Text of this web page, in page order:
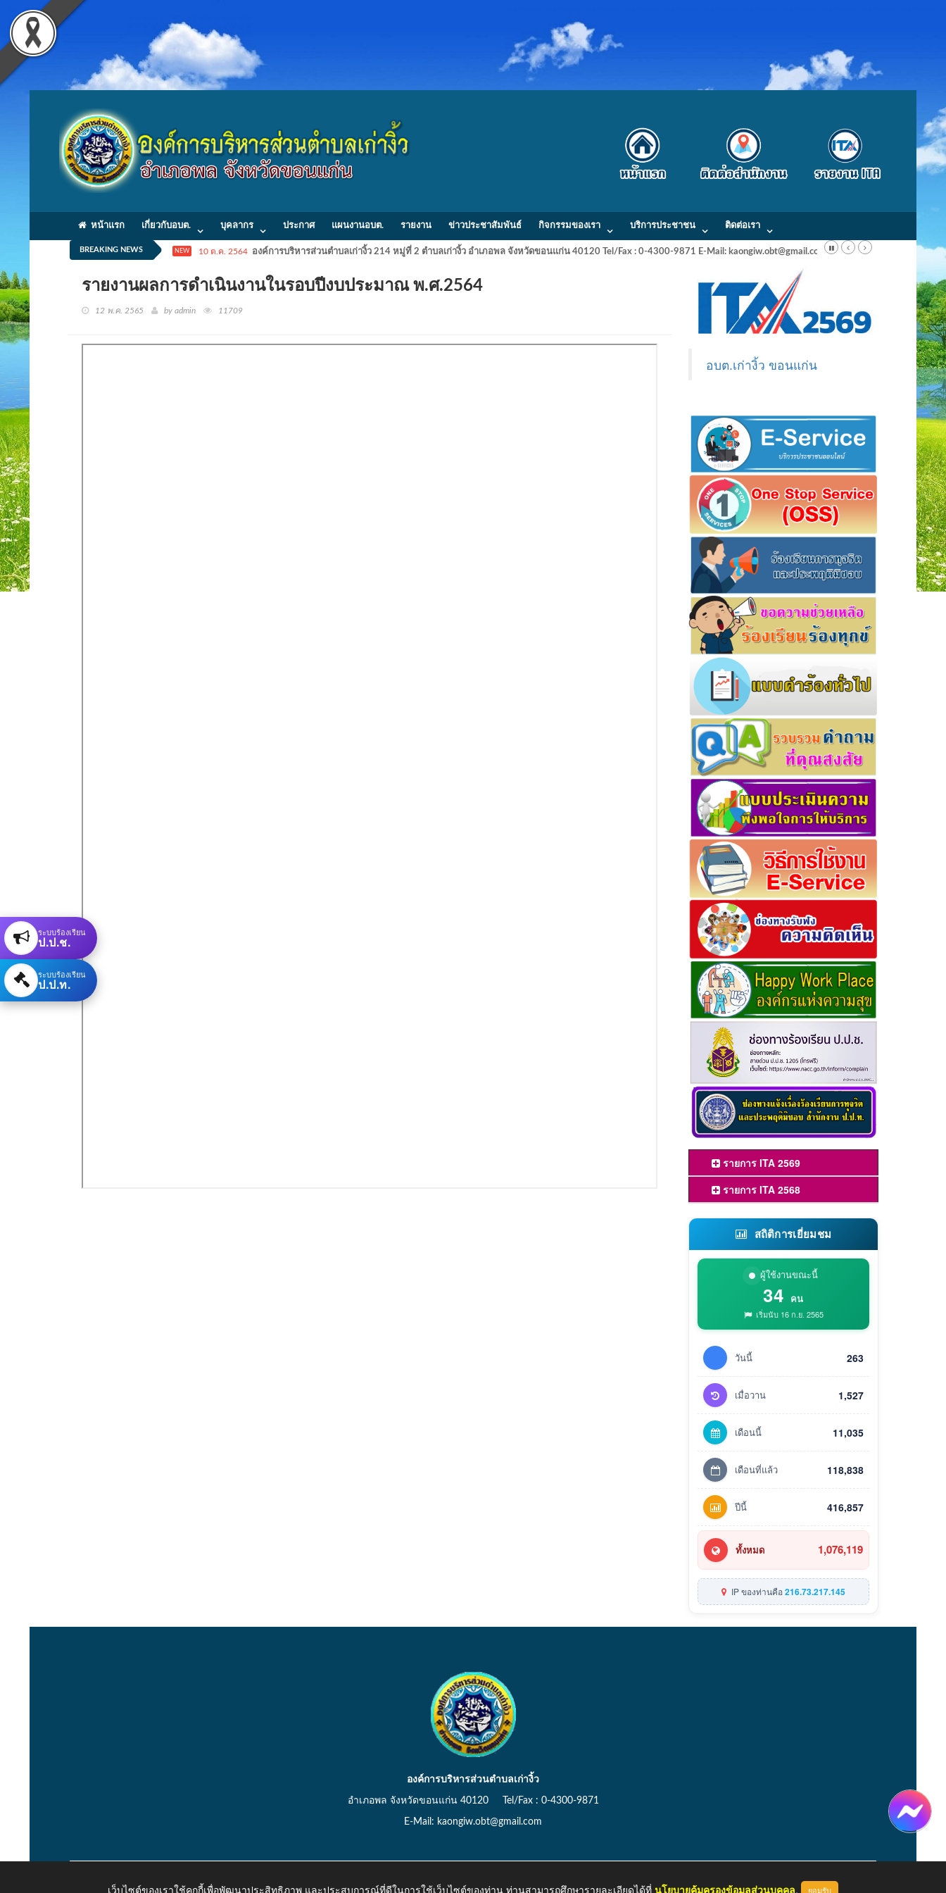
หน้าแรก เกี่ยวกับอบต. บุคลากร ประกาศ แผนงานอบต. รายงาน ข่าวประชาสัมพันธ์ กิจกรรมของเรา บริการประชาชน ติดต่อเรา
BREAKING NEWS NEW 10 ต.ค. 2564 องค์การบริหารส่วนตำบลเก่างิ้ว 214 หมู่ที่ 2 ตำบลเก่างิ้ว อำเภอพล จังหวัดขอนแก่น 40120 Tel/Fax : 0-4300-9871 E-Mail: kaongiw.obt@gmail.com
รายงานผลการดำเนินงานในรอบปีงบประมาณ พ.ศ.2564
12 พ.ค. 2565 by admin 11709
อบต.เก่างิ้ว ขอนแก่น
รายการ ITA 2569
รายการ ITA 2568
สถิติการเยี่ยมชม
ผู้ใช้งานขณะนี้
34 คน
เริ่มนับ 16 ก.ย. 2565
วันนี้ 263
เมื่อวาน 1,527
เดือนนี้ 11,035
เดือนที่แล้ว 118,838
ปีนี้ 416,857
ทั้งหมด 1,076,119
IP ของท่านคือ216.73.217.145
ระบบร้องเรียน
ป.ป.ช.
ระบบร้องเรียน
ป.ป.ท.
องค์การบริหารส่วนตำบลเก่างิ้ว
อำเภอพล จังหวัดขอนแก่น 40120 Tel/Fax : 0-4300-9871
E-Mail: kaongiw.obt@gmail.com
Copyright © 2026 All Right Resive http://www.kaongiw.go.th หน้าแรก ผู้ดูแลระบบ
เว็บไซต์ของเราใช้คุกกี้เพื่อพัฒนาประสิทธิภาพ และประสบการณ์ที่ดีในการใช้เว็บไซต์ของท่าน ท่านสามารถศึกษารายละเอียดได้ที่ นโยบายคุ้มครองข้อมูลส่วนบุคคล. ยอมรับ